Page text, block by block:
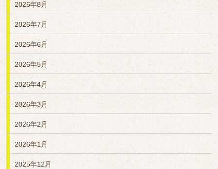
2026年8月
2026年7月
2026年6月
2026年5月
2026年4月
2026年3月
2026年2月
2026年1月
2025年12月